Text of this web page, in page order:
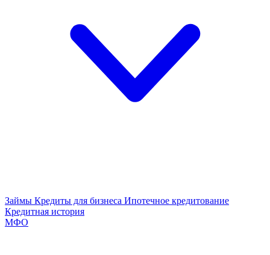
Займы Кредиты для бизнеса Ипотечное кредитование
Кредитная история
МФО